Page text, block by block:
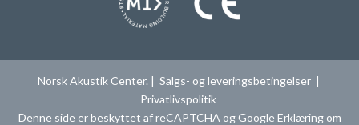
Norsk Akustik Center. | Salgs- og leveringsbetingelser|
Privatlivspolitik
Denne side er beskyttet af reCAPTCHA og GoogleErklæring om